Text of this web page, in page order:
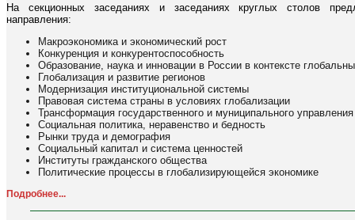
На секционных заседаниях и заседаниях круглых столов
направления:
Макроэкономика и экономический рост
Конкуренция и конкурентоспособность
Образование, наука и инновации в России в контексте
Глобализация и развитие регионов
Модернизация институциональной системы
Правовая система страны в условиях глобализации
Трансформация государственного и муниципального управления
Социальная политика, неравенство и бедность
Рынки труда и демография
Социальный капитал и система ценностей
Институты гражданского общества
Политические процессы в глобализирующейся экономике
Подробнее...